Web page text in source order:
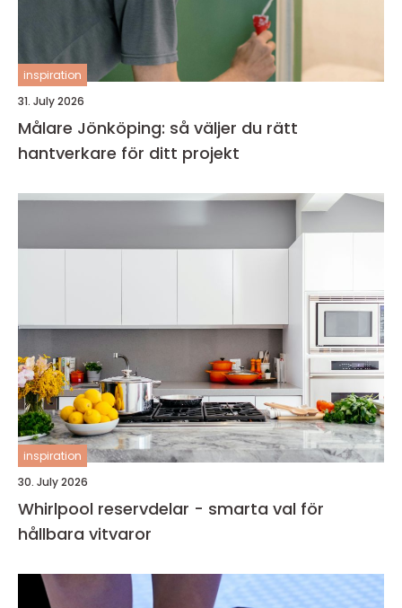
inspiration
31. July 2026
Målare Jönköping: så väljer du rätt
hantverkare för ditt projekt
inspiration
30. July 2026
Whirlpool reservdelar - smarta val för
hållbara vitvaror